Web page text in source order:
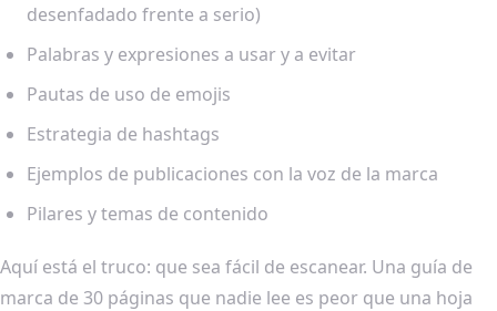
desenfadado frente a serio)
Palabras y expresiones a usar y a evitar
Pautas de uso de emojis
Estrategia de hashtags
Ejemplos de publicaciones con la voz de la marca
Pilares y temas de contenido
Aquí está el truco: que sea fácil de escanear. Una guía de
marca de 30 páginas que nadie lee es peor que una hoja